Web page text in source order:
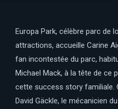
Europa Park, célèbre parc de
attractions, accueille Carine
fan incontestée du parc,
Michael Mack, à la tête de ce
cette success story familiale.
David Gäckle, le mécanicien